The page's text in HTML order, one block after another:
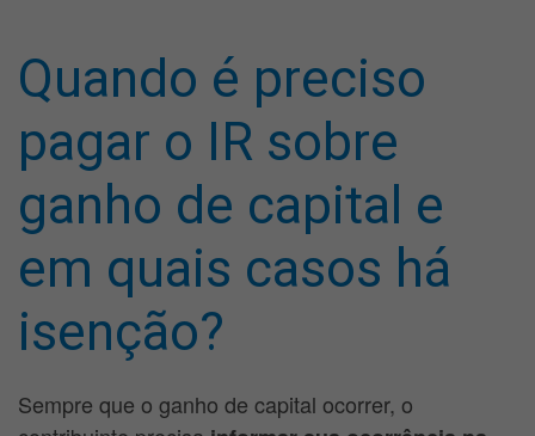
Quando é preciso
pagar o IR sobre
ganho de capital e
em quais casos há
isenção?
Sempre que o ganho de capital ocorrer, o